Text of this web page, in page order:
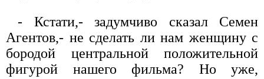
- Кстати,- задумчиво сказал Семен
Агентов,- не сделать ли нам женщину с
бородой центральной положительной
фигурой нашего фильма? Но уже,